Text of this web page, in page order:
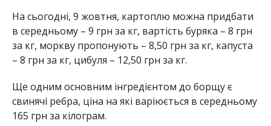
На сьогодні, 9 жовтня, картоплю можна придбати
в середньому – 9 грн за кг, вартість буряка – 8 грн
за кг, моркву пропонують – 8,50 грн за кг, капуста
– 8 грн за кг, цибуля – 12,50 грн за кг.
Ще одним основним інгредієнтом до борщу є
свинячі ребра, ціна на які варіюється в середньому
165 грн за кілограм.